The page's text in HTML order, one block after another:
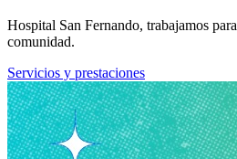
Hospital San Fernando, trabajamos
comunidad.
Servicios y prestaciones